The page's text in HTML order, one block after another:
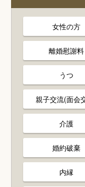
女性の方
離婚慰謝料
うつ
親子交流(面会
介護
婚約破棄
内縁